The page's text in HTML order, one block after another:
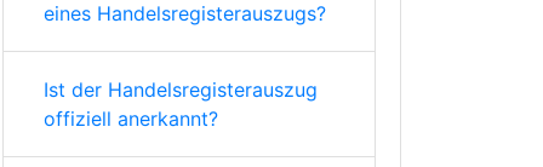
eines Handelsregisterauszugs?
Ist der Handelsregisterauszug
offiziell anerkannt?